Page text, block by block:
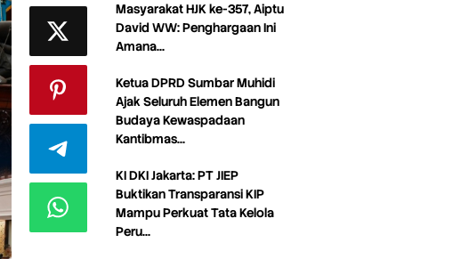
Masyarakat HJK ke-357, Aiptu
David WW: Penghargaan Ini
Amana…
Ketua DPRD Sumbar Muhidi
Ajak Seluruh Elemen Bangun
Budaya Kewaspadaan
Kantibmas…
KI DKI Jakarta: PT JIEP
Buktikan Transparansi KIP
Mampu Perkuat Tata Kelola
Peru…